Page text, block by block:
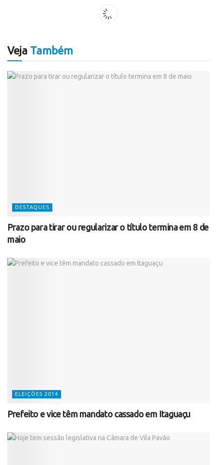
Veja Também
DESTAQUES
Prazo para tirar ou regularizar o título termina em 8 de
maio
ELEIÇÕES 2014
Prefeito e vice têm mandato cassado em Itaguaçu